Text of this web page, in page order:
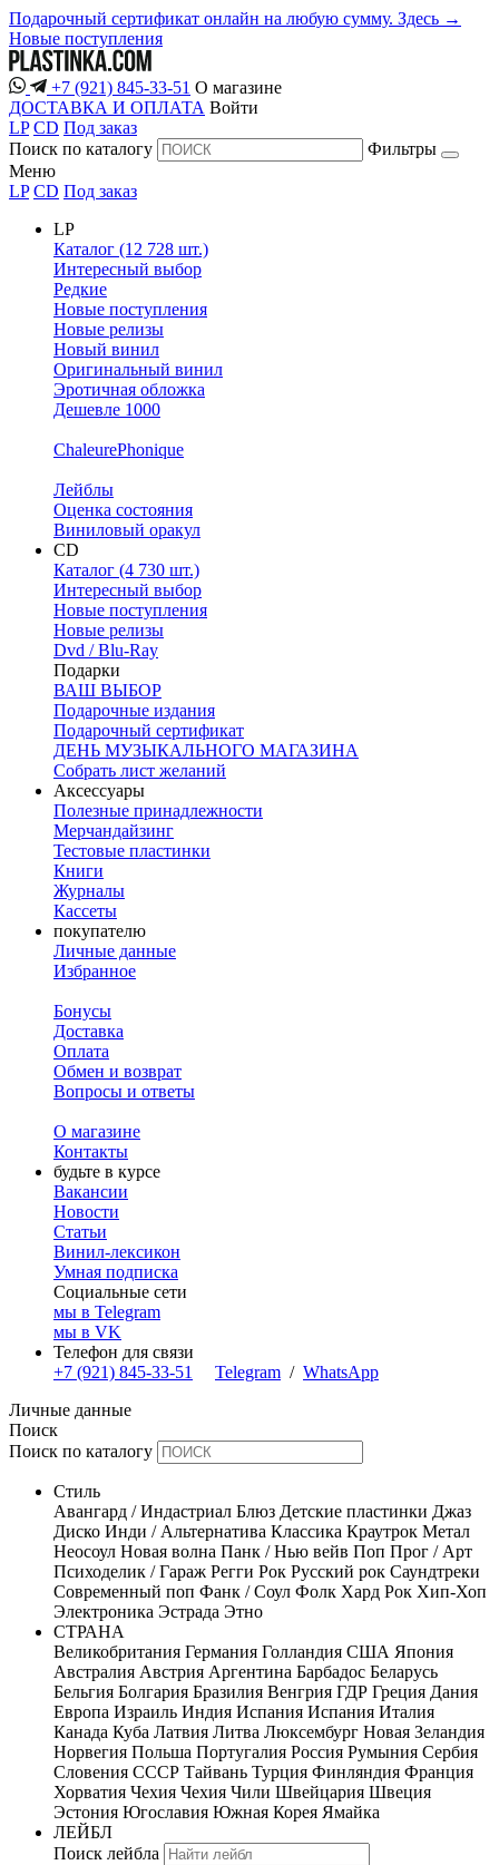
Подарочный сертификат онлайн на любую сумму. Здесь →
Новые поступления
+7 (921) 845-33-51 О магазине
ДОСТАВКА И ОПЛАТА Войти
LP CD Под заказ
Поиск по каталогу
Фильтры
Меню
LP CD Под заказ
LP
Каталог (12 728 шт.)
Интересный выбор
Редкие
Новые поступления
Новые релизы
Новый винил
Оригинальный винил
Эротичная обложка
Дешевле 1000
ChaleurePhonique
Лейблы
Оценка состояния
Виниловый оракул
CD
Каталог (4 730 шт.)
Интересный выбор
Новые поступления
Новые релизы
Dvd / Blu-Ray
Подарки
ВАШ ВЫБОР
Подарочные издания
Подарочный сертификат
ДЕНЬ МУЗЫКАЛЬНОГО МАГАЗИНА
Собрать лист желаний
Аксессуары
Полезные принадлежности
Мерчандайзинг
Тестовые пластинки
Книги
Журналы
Кассеты
покупателю
Личные данные
Избранное
Бонусы
Доставка
Оплата
Обмен и возврат
Вопросы и ответы
О магазине
Контакты
будьте в курсе
Вакансии
Новости
Статьи
Винил-лексикон
Умная подписка
Социальные сети
мы в Telegram
мы в VK
Телефон для связи
+7 (921) 845-33-51
Telegram / WhatsApp
Личные данные
Поиск
Поиск по каталогу
Стиль
Авангард / Индастриал Блюз Детские пластинки Джаз
Диско Инди / Альтернатива Классика Краутрок Метал
Неосоул Новая волна Панк / Нью вейв Поп Прог / Арт
Психоделик / Гараж Регги Рок Русский рок Саундтреки
Современный поп Фанк / Соул Фолк Хард Рок Хип-Хоп
Электроника Эстрада Этно
СТРАНА
Великобритания Германия Голландия США Япония
Австралия Австрия Аргентина Барбадос Беларусь
Бельгия Болгария Бразилия Венгрия ГДР Греция Дания
Европа Израиль Индия Испания Испания Италия
Канада Куба Латвия Литва Люксембург Новая Зеландия
Норвегия Польша Португалия Россия Румыния Сербия
Словения СССР Тайвань Турция Финляндия Франция
Хорватия Чехия Чехия Чили Швейцария Швеция
Эстония Югославия Южная Корея Ямайка
ЛЕЙБЛ
Поиск лейбла